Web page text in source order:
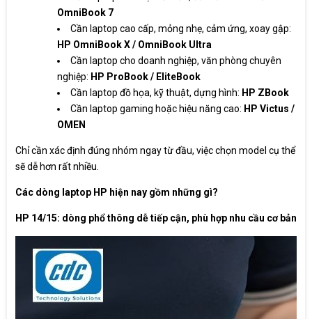
OmniBook 7
Cần laptop cao cấp, mỏng nhẹ, cảm ứng, xoay gập:
HP OmniBook X / OmniBook Ultra
Cần laptop cho doanh nghiệp, văn phòng chuyên
nghiệp: HP ProBook / EliteBook
Cần laptop đồ họa, kỹ thuật, dựng hình: HP ZBook
Cần laptop gaming hoặc hiệu năng cao: HP Victus /
OMEN
Chỉ cần xác định đúng nhóm ngay từ đầu, việc chọn model cụ thể
sẽ dễ hơn rất nhiều.
Các dòng laptop HP hiện nay gồm những gì?
HP 14/15: dòng phổ thông dễ tiếp cận, phù hợp nhu cầu cơ bản